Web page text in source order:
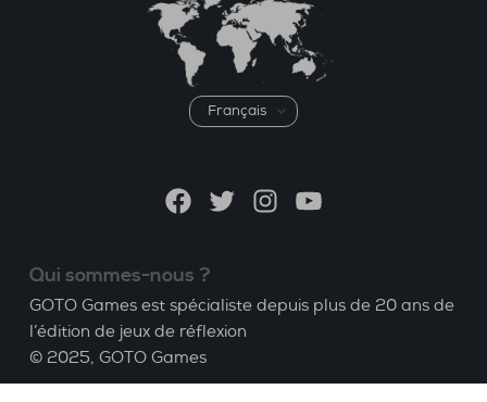
Choisir
une
FacebookTwitterInstagramYouTube
Qui sommes-nous ?
GOTO Games est spécialiste depuis plus de 20 ans de
l’édition de jeux de réflexion
© 2025, GOTO Games